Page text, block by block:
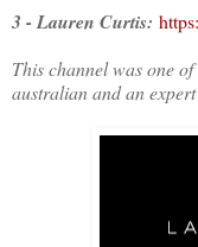
3 - Lauren Curtis:
This channel was one
australian and an